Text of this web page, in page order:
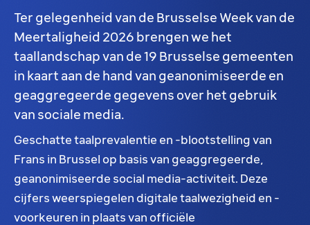
Ter gelegenheid van de Brusselse Week van de
Meertaligheid 2026 brengen we het
taallandschap van de 19 Brusselse gemeenten
in kaart aan de hand van geanonimiseerde en
geaggregeerde gegevens over het gebruik
van sociale media.
Geschatte taalprevalentie en -blootstelling van
Frans in Brussel op basis van geaggregeerde,
geanonimiseerde social media-activiteit. Deze
cijfers weerspiegelen digitale taalwezigheid en -
voorkeuren in plaats van officiële